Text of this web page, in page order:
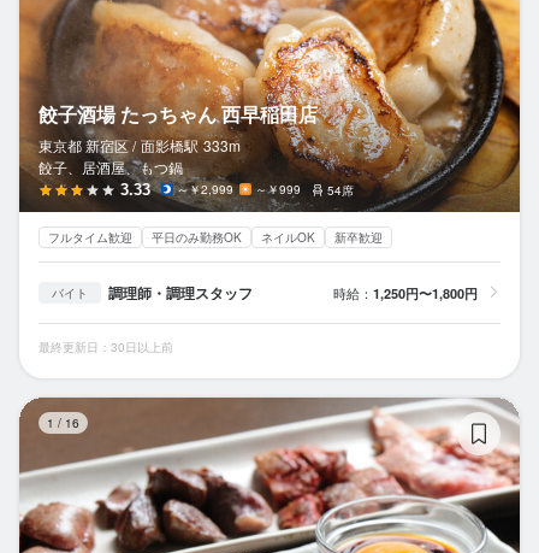
餃子酒場 たっちゃん 西早稲田店
東京都 新宿区 / 面影橋駅 333m
餃子、居酒屋、もつ鍋
3.33 ～￥2,999 ～￥999 54席
フルタイム歓迎 平日のみ勤務OK ネイルOK 新卒歓迎
バイト 調理師・調理スタッフ 時給： 1,250円〜1,800円
最終更新日：30日以上前
1 / 16